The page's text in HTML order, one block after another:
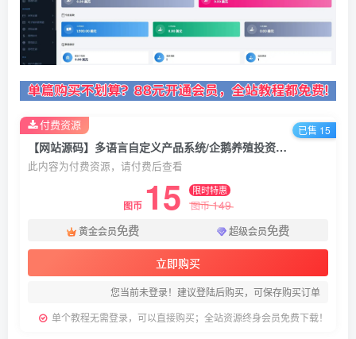
【网站源码】多语言自定义产品系统/企鹅养殖投资返利/一键安装
此内容为付费资源，请付费后查看
图币 15 限时特惠
图币149
黄金会员免费 超级会员免费
立即购买
您当前未登录！建议登陆后购买，可保存购买订单
单个教程无需登录，可以直接购买；全站资源终身会员免费下载！
付费资源 已售 15